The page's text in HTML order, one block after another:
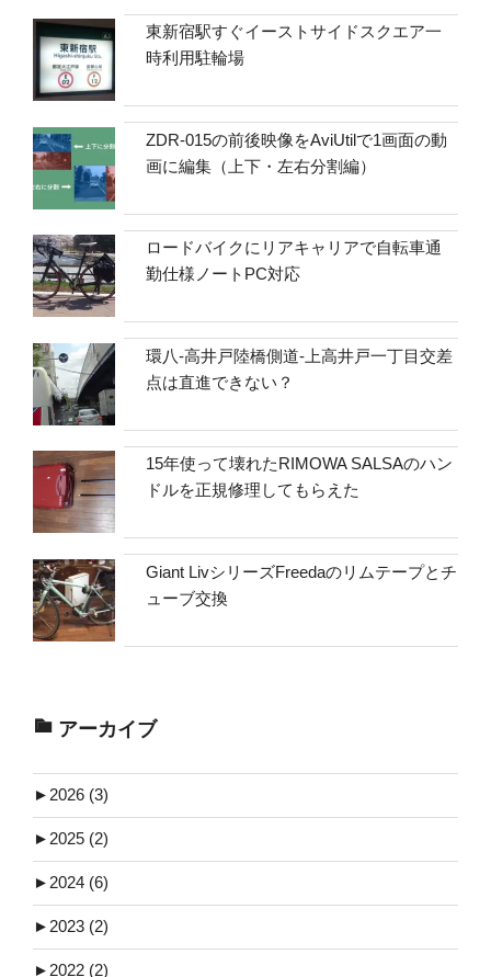
東新宿駅すぐイーストサイドスクエア一
時利用駐輪場
ZDR-015の前後映像をAviUtilで1画面の動
画に編集（上下・左右分割編）
ロードバイクにリアキャリアで自転車通
勤仕様ノートPC対応
環八-高井戸陸橋側道-上高井戸一丁目交差
点は直進できない？
15年使って壊れたRIMOWA SALSAのハン
ドルを正規修理してもらえた
Giant LivシリーズFreedaのリムテープとチ
ューブ交換
アーカイブ
► 2026 (3)
► 2025 (2)
► 2024 (6)
► 2023 (2)
► 2022 (2)